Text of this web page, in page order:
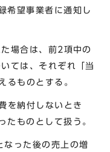
希望事業者に通知し
場合は、前2項中の
ては、それぞれ「当
るものとする。
を納付しないとき
たものとして扱う。
った後の売上の増